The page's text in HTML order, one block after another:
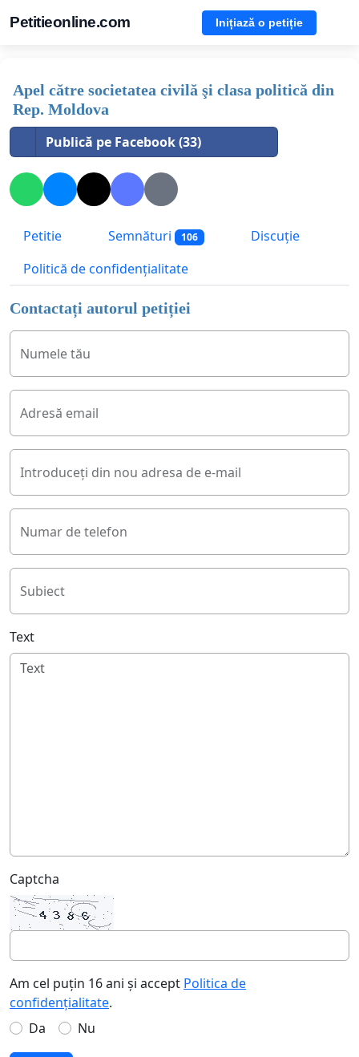
Petitieonline.com Inițiază o petiție
Apel către societatea civilă şi clasa politică din
Rep. Moldova
Publică pe Facebook (33)
Petitie Semnături 106
Discuție
Politică de confidențialitate
Contactați autorul petiției
Numele tău
Adresă email
Introduceți din nou adresa de e-mail
Numar de telefon
Subiect
Text
Captcha
Am cel puțin 16 ani și accept Politica de
confidențialitate.
Da
Nu